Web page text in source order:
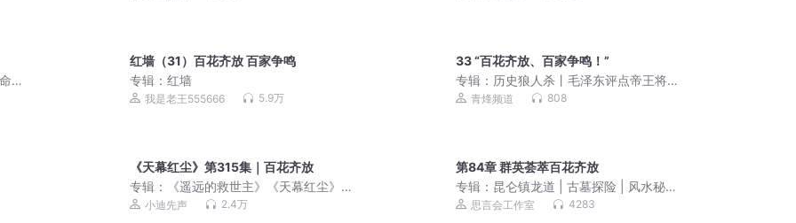
百
红墙（31）百花齐放 百家争鸣
专辑：红墙
我是老王555666 5.9万
33 “百花齐放、百家争鸣！”
专辑： 历史狼人杀丨毛泽东评点帝王将
相丨颠覆你的历史认知
青烽频道 808
《天幕红尘》第315集｜百花齐放
专辑：
《遥远的救世主》《天幕红尘》
未删减完整版｜免费
小迪先声 2.4万
第84章 群英荟萃百花齐放
专辑： 昆仑镇龙道 | 古墓探险 | 风水秘术
| 阴阳轮回 | 悬疑惊悚 | 昆仑秘境
思言会工作室 4283